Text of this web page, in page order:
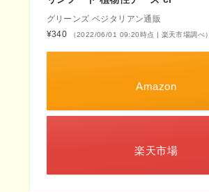
グリーンズ ベジタリアン通販
¥340
（2022/06/01 09:20時点 | 楽天市場調べ）
Amazon
楽天市場